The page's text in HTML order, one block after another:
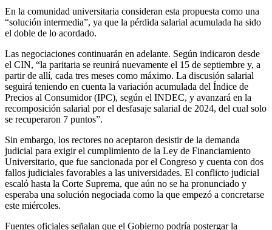
En la comunidad universitaria consideran esta propuesta como una
“solución intermedia”, ya que la pérdida salarial acumulada ha sido
el doble de lo acordado.
Las negociaciones continuarán en adelante. Según indicaron desde
el CIN, “la paritaria se reunirá nuevamente el 15 de septiembre y, a
partir de allí, cada tres meses como máximo. La discusión salarial
seguirá teniendo en cuenta la variación acumulada del Índice de
Precios al Consumidor (IPC), según el INDEC, y avanzará en la
recomposición salarial por el desfasaje salarial de 2024, del cual solo
se recuperaron 7 puntos”.
Sin embargo, los rectores no aceptaron desistir de la demanda
judicial para exigir el cumplimiento de la Ley de Financiamiento
Universitario, que fue sancionada por el Congreso y cuenta con dos
fallos judiciales favorables a las universidades. El conflicto judicial
escaló hasta la Corte Suprema, que aún no se ha pronunciado y
esperaba una solución negociada como la que empezó a concretarse
este miércoles.
Fuentes oficiales señalan que el Gobierno podría postergar la